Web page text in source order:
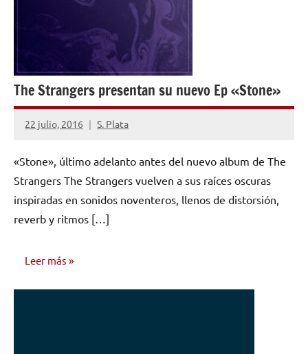
The Strangers presentan su nuevo Ep «Stone»
22 julio, 2016 S. Plata
No
comentarios
«Stone», último adelanto antes del nuevo album de The
Strangers The Strangers vuelven a sus raíces oscuras
inspiradas en sonidos noventeros, llenos de distorsión,
reverb y ritmos […]
Leer más